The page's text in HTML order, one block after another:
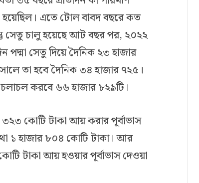
হয়েছিল। এতে টোল বাবদ বছরে কত
সেতু চালু হয়েছে আট বছর পর, ২০২২
পদ্মা সেতু দিয়ে দৈনিক ২৩ হাজার
তা হবে দৈনিক ৩৪ হাজার ৭২৫।
করবে ৬৬ হাজার ৮২৯টি।
কোটি টাকা আয় করার পূর্বাভাস
১ হাজার ৮০৪ কোটি টাকা। আর
টাকা আয় হওয়ার পূর্বাভাস দেওয়া